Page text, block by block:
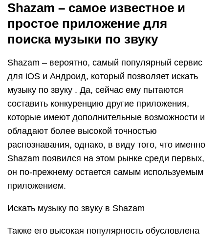
Shazam – самое известное и
простое приложение для
поиска музыки по звуку
Shazam – вероятно, самый популярный сервис
для iOS и Андроид, который позволяет искать
музыку по звуку . Да, сейчас ему пытаются
составить конкуренцию другие приложения,
которые имеют дополнительные возможности и
обладают более высокой точностью
распознавания, однако, в виду того, что именно
Shazam появился на этом рынке среди первых,
он по-прежнему остается самым используемым
приложением.
Искать музыку по звуку в Shazam
Также его высокая популярность обусловлена